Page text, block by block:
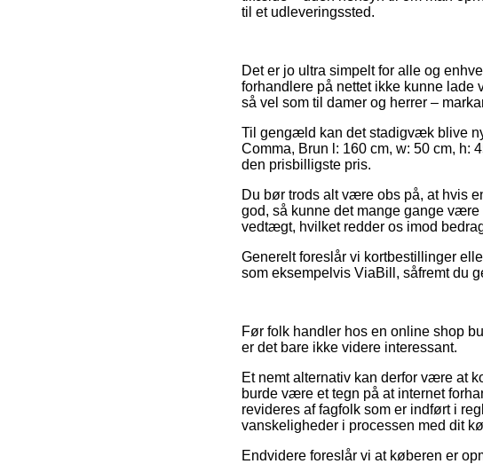
til et udleveringssted.
Det er jo ultra simpelt for alle og
forhandlere på nettet ikke kunne
så vel som til damer og herrer –
Til gengæld kan det stadigvæk blive
Comma, Brun l: 160 cm, w: 50 cm, h:
den prisbilligste pris.
Du bør trods alt være obs på, at hvis
god, så kunne det mange gange
vedtægt, hvilket redder os imod
Generelt foreslår vi kortbestillinger
som eksempelvis ViaBill, såfremt du
Før folk handler hos en online shop
er det bare ikke videre interessant.
Et nemt alternativ kan derfor være at
burde være et tegn på at internet
revideres af fagfolk som er indført i
vanskeligheder i processen med dit
Endvidere foreslår vi at køberen er